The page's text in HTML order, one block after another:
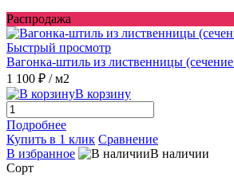
Распродажа
Быстрый просмотр
Вагонка-штиль из лиственницы
1 100 ₽ / м2
В корзину
Подробнее
Купить в 1 клик Сравнение
В избранное
В наличии
Сорт